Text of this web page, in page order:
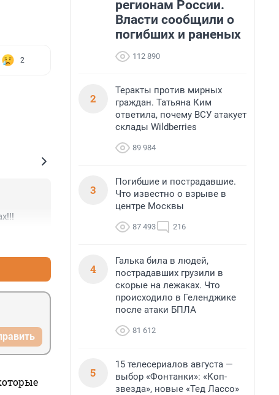
2
регионам России.
Власти сообщили о
погибших и раненых
112 890
2
Теракты против мирных
граждан. Татьяна Ким
ответила, почему ВСУ атакует
склады Wildberries
89 984
3
Погибшие и пострадавшие.
Что известно о взрыве в
центре Москвы
87 493 216
4
Галька била в людей,
пострадавших грузили в
скорые на лежаках. Что
происходило в Геленджике
после атаки БПЛА
81 612
5
15 телесериалов августа —
выбор «Фонтанки»: «Коп-
звезда», новые «Тед Лассо»